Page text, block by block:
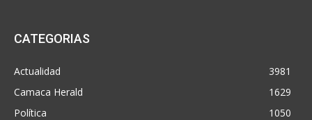
CATEGORIAS
Actualidad
3981
Camaca Herald
1629
Política
1050